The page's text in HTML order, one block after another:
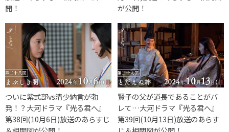
開！
が公開！
ついに紫式部vs清少納言が勃
発！？大河ドラマ『光る君へ』
第38回(10月6日)放送のあらすじ
賢子の父が道長であることがバ
レて…大河ドラマ『光る君へ』
第39回(10月13日)放送のあらす